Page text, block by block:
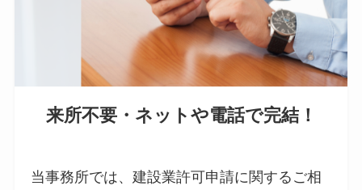
来所不要・ネットや電話で完結！
当事務所では、建設業許可申請に関するご相